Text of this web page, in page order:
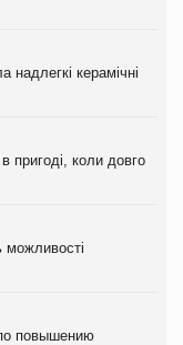
надлегкі керамічні
пригоді, коли довго
повышению